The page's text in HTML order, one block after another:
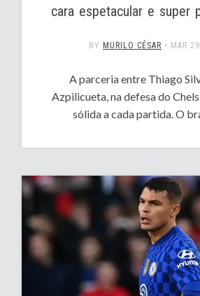
cara espetacular e super
BY MURILO CÉSAR • MAR
A parceria entre Thiago
Azpilicueta, na defesa do
sólida a cada partida. O